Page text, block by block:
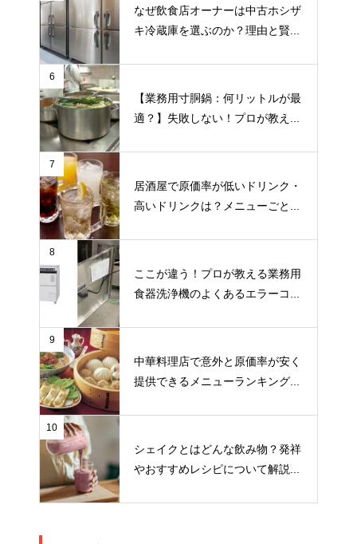
なぜ飲食店オーナーは中古ホシザ
キ冷蔵庫を選ぶのか？理由と賢...
6
【業務用寸胴鍋：何リットルが最
適？】失敗しない！プロが教え...
7
居酒屋で原価率が低いドリンク・
高いドリンクは？メニューごと...
8
ここが違う！プロが教える業務用
食器洗浄機のよくあるエラーコ...
9
中華料理店で意外と原価率が安く
提供できるメニューランキング...
10
シェイクとはどんな飲み物？発祥
やおすすめレシピについて解説...